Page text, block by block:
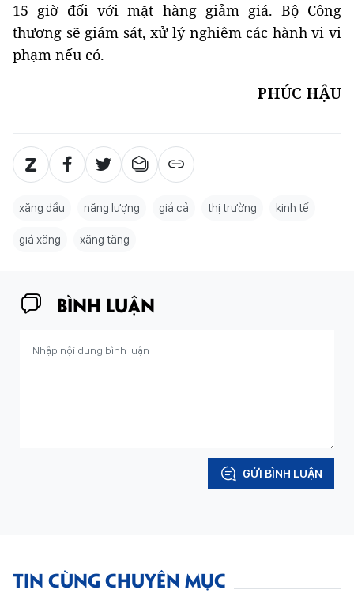
15 giờ đối với mặt hàng giảm giá. Bộ Công
thương sẽ giám sát, xử lý nghiêm các hành vi vi
phạm nếu có.
PHÚC HẬU
xăng dầu năng lượng giá cả thị trường kinh tế
giá xăng xăng tăng
BÌNH LUẬN
GỬI BÌNH LUẬN
TIN CÙNG CHUYÊN MỤC